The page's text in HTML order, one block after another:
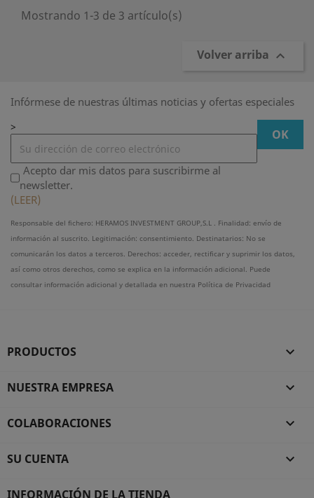
Mostrando 1-3 de 3 artículo(s)
Volver arriba 
Infórmese de nuestras últimas noticias y ofertas especiales
>
Acepto dar mis datos para suscribirme al
newsletter.
(LEER)
Responsable del fichero: HERAMOS INVESTMENT GROUP,S.L . Finalidad: envío de
información al suscrito. Legitimación: consentimiento. Destinatarios: No se
comunicarán los datos a terceros. Derechos: acceder, rectificar y suprimir los datos,
así como otros derechos, como se explica en la información adicional. Puede
consultar información adicional y detallada en nuestra Política de Privacidad
PRODUCTOS 
NUESTRA EMPRESA 
COLABORACIONES 
SU CUENTA 
INFORMACIÓN DE LA TIENDA